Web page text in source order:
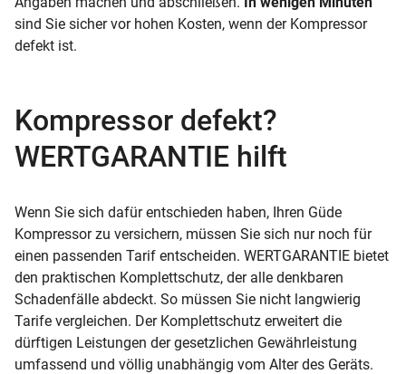
sind Sie sicher vor hohen Kosten, wenn der Kompressor
defekt ist.
Kompressor defekt?
WERTGARANTIE hilft
Wenn Sie sich dafür entschieden haben, Ihren Güde
Kompressor zu versichern, müssen Sie sich nur noch für
einen passenden Tarif entscheiden. WERTGARANTIE bietet
den praktischen Komplettschutz, der alle denkbaren
Schadenfälle abdeckt. So müssen Sie nicht langwierig
Tarife vergleichen. Der Komplettschutz erweitert die
dürftigen Leistungen der gesetzlichen Gewährleistung
umfassend und völlig unabhängig vom Alter des Geräts.